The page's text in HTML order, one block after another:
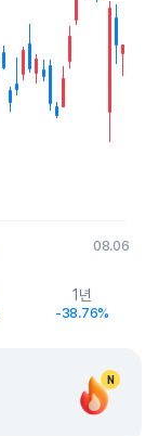
08.06
1년
-38.76%
N